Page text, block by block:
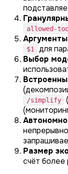
allowed-
$1
для
Выбор
/simplify
Размер
счёт более